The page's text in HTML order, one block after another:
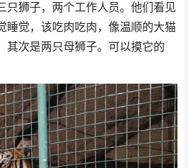
只狮子，两个工作人员。他们看见
睡觉，该吃肉吃肉，像温顺的大猫
其次是两只母狮子。可以摸它的